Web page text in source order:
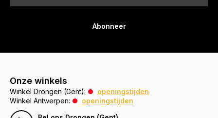
Abonneer
Onze winkels
Winkel Drongen (Gent):
openingstijden
Winkel Antwerpen:
openingstijden